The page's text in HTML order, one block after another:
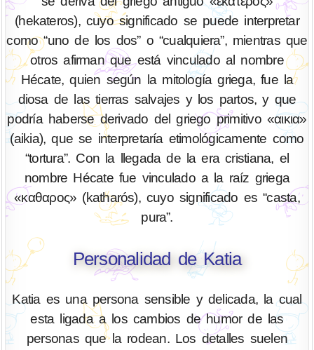
(hekateros), cuyo significado se puede interpretar
como “uno de los dos” o “cualquiera”, mientras que
otros afirman que está vinculado al nombre
Hécate, quien según la mitología griega, fue la
diosa de las tierras salvajes y los partos, y que
podría haberse derivado del griego primitivo «αικια»
(aikia), que se interpretaría etimológicamente como
“tortura”. Con la llegada de la era cristiana, el
nombre Hécate fue vinculado a la raíz griega
«καθαρος» (katharós), cuyo significado es “casta,
pura”.
Personalidad de Katia
Katia es una persona sensible y delicada, la cual
esta ligada a los cambios de humor de las
personas que la rodean. Los detalles suelen